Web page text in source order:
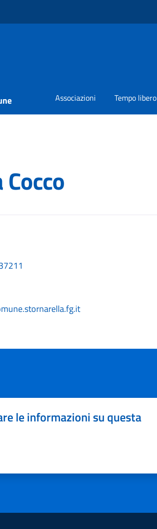
Associazioni Tempo libero
le informazioni su questa